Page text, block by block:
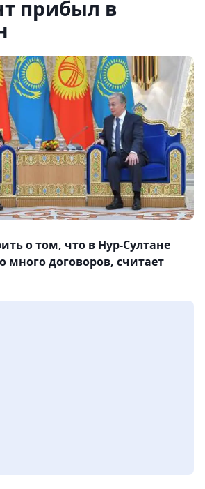
прибыл в
о том, что в Нур-Султане
много договоров, считает